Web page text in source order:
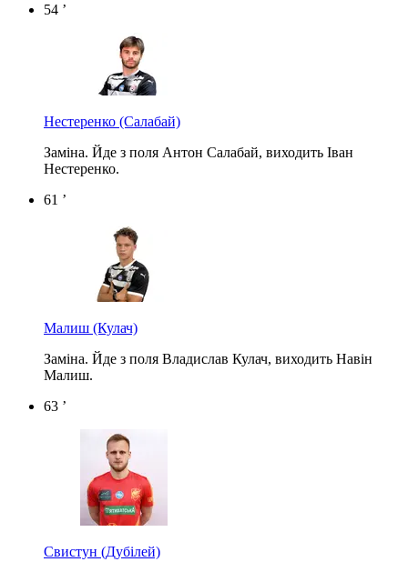
54 ’
Нестеренко (Салабай)
Заміна. Йде з поля Антон Салабай, виходить Іван
Нестеренко.
61 ’
Малиш (Кулач)
Заміна. Йде з поля Владислав Кулач, виходить Навін
Малиш.
63 ’
Свистун (Дубілей)